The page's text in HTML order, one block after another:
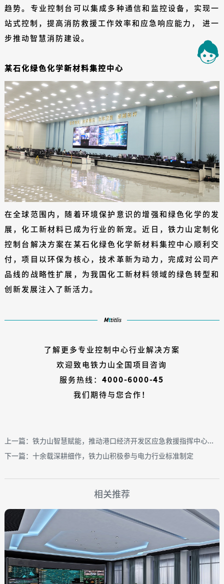
趋势。专业控制台可以集成多种通信和监控设备，实现一
站式控制，提高消防救援工作效率和应急响应能力， 进一
步推动智慧消防建设。
某石化绿色化学新材料集控中心
在全球范围内，随着环境保护意识的增强和绿色化学的发
展，化工新材料已成为行业的新宠。近日，铁力山定制化
控制台解决方案在某石化绿色化学新材料集控中心顺利交
付，项目以环保为核心，技术革新为动力，完成对公司产
品线的战略性扩展，为我国化工新材料领域的绿色转型和
创新发展注入了新活力。
Mttitlis
了解更多专业控制中心行业解决方案
欢迎致电铁力山全国项目咨询
服务热线：4000-6000-45
我们期待与您合作！
上一篇：铁力山智慧赋能，推动港口经济开发区应急救援指挥中心...
下一篇：十余载深耕细作，铁力山积极参与电力行业标准制定
相关推荐